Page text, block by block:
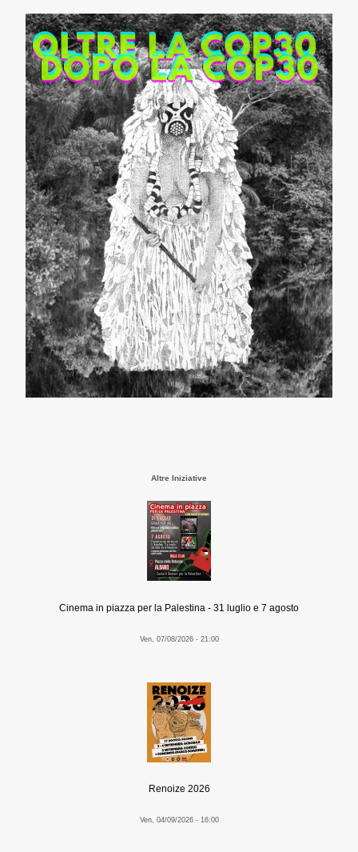
Altre Iniziative
Cinema in piazza per la Palestina - 31 luglio e 7 agosto
Ven, 07/08/2026 - 21:00
Renoize 2026
Ven, 04/09/2026 - 16:00